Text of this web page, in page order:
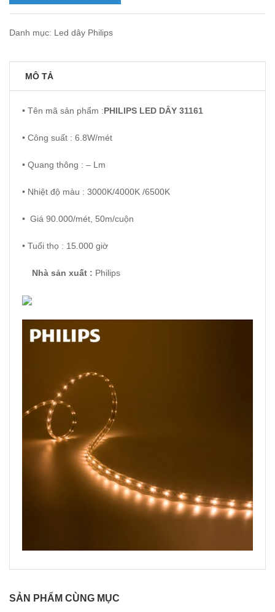
Danh mục: Led dây Philips
MÔ TẢ
• Tên mã sản phẩm :PHILIPS LED DÂY 31161
• Công suất : 6.8W/mét
• Quang thông : – Lm
• Nhiệt độ màu : 3000K/4000K /6500K
• Giá 90.000/mét, 50m/cuộn
• Tuổi thọ : 15.000 giờ
Nhà sản xuất : Philips
SẢN PHẨM CÙNG MỤC